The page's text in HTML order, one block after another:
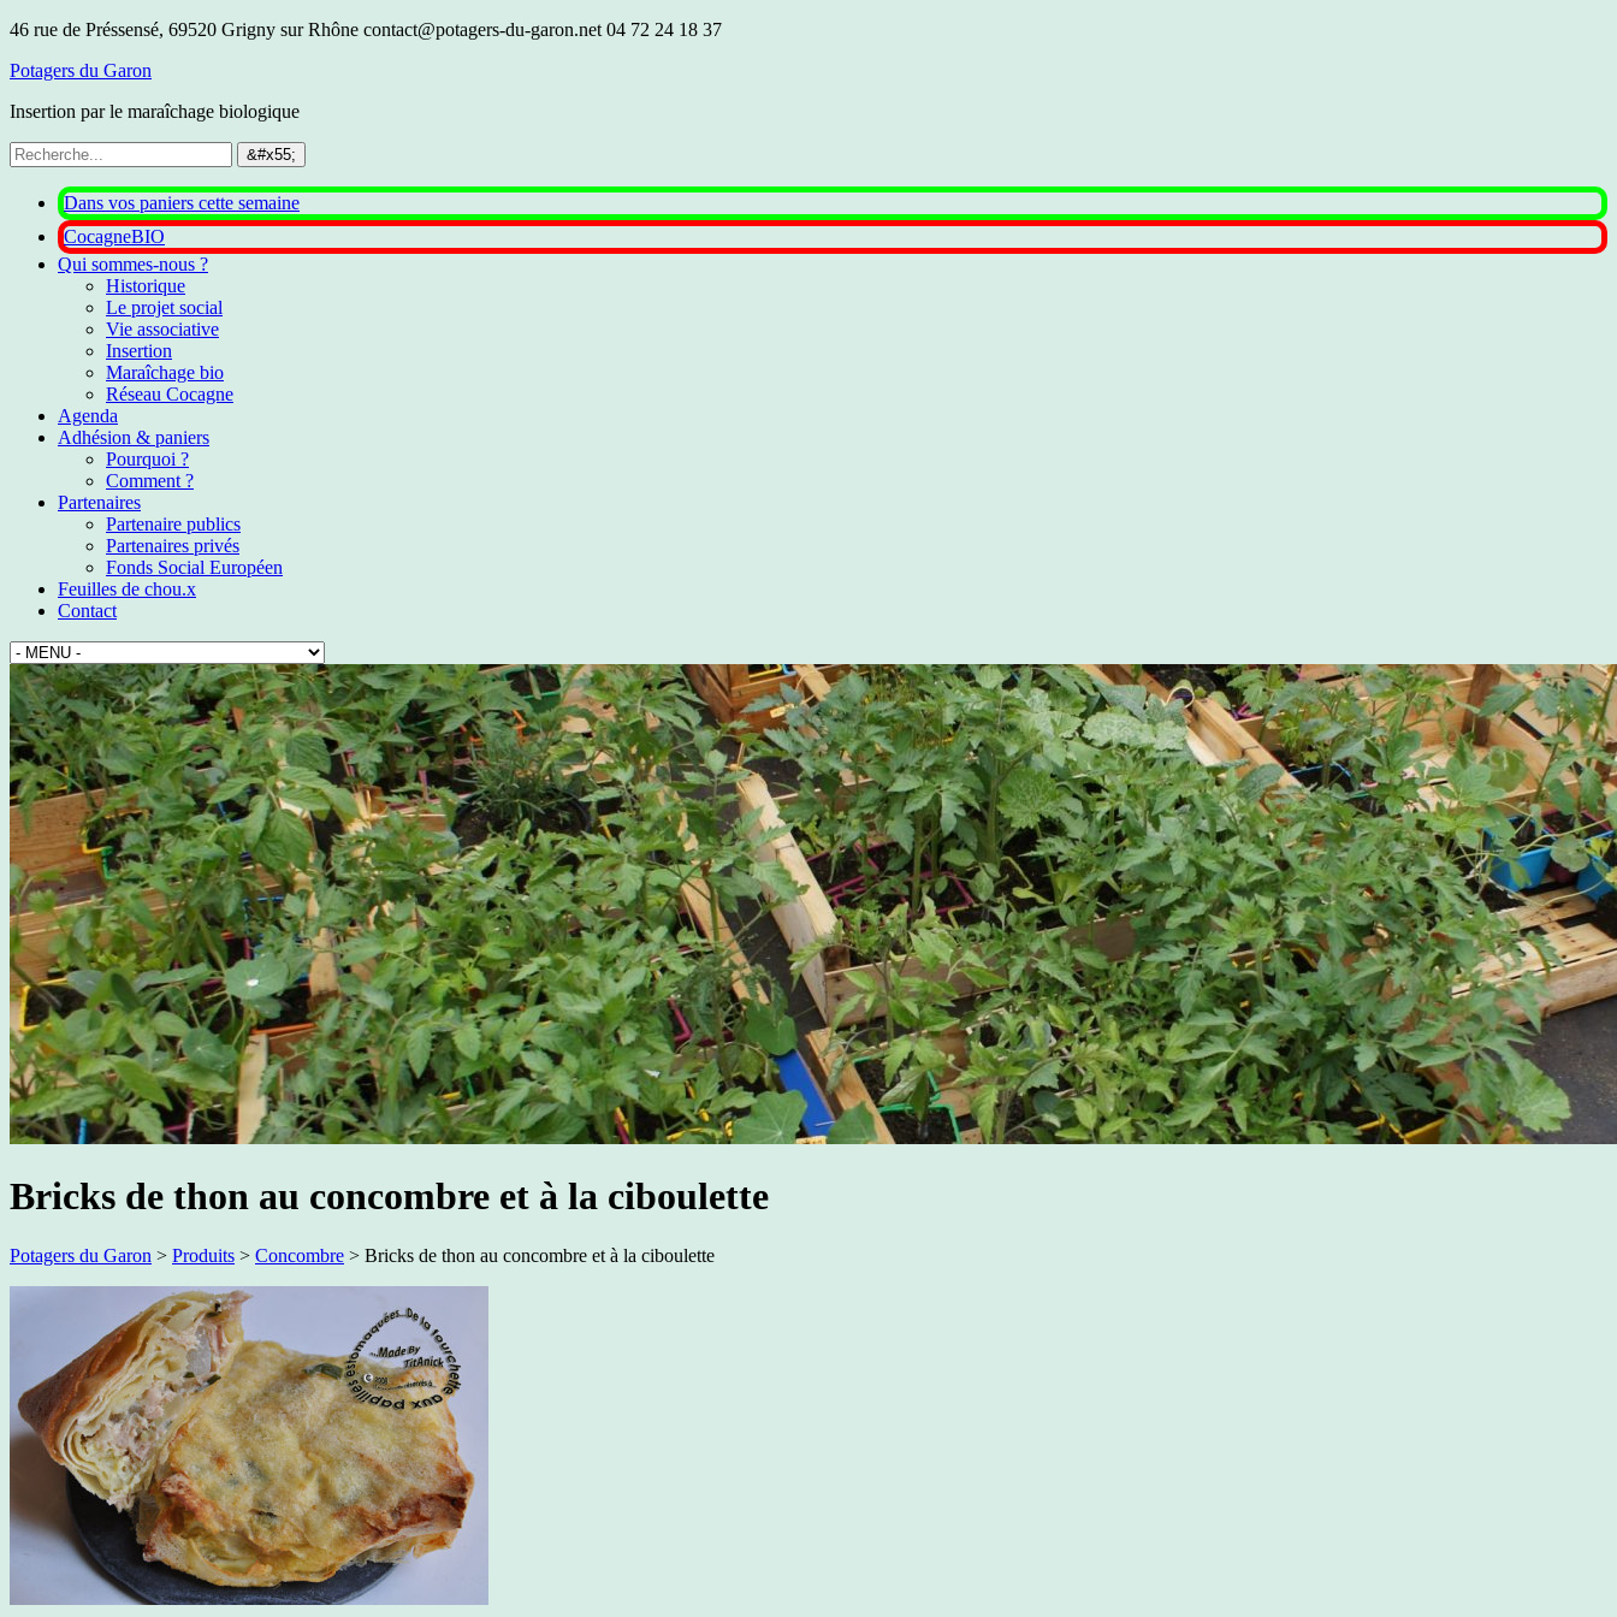
46 rue de Préssensé, 69520 Grigny sur Rhône contact@potagers-du-garon.net 04 72 24 18 37
Potagers du Garon
Insertion par le maraîchage biologique
Dans vos paniers cette semaine
CocagneBIO
Qui sommes-nous ?
Historique
Le projet social
Vie associative
Insertion
Maraîchage bio
Réseau Cocagne
Agenda
Adhésion & paniers
Pourquoi ?
Comment ?
Partenaires
Partenaire publics
Partenaires privés
Fonds Social Européen
Feuilles de chou.x
Contact
Bricks de thon au concombre et à la ciboulette
Potagers du Garon > Produits > Concombre > Bricks de thon au concombre et à la ciboulette